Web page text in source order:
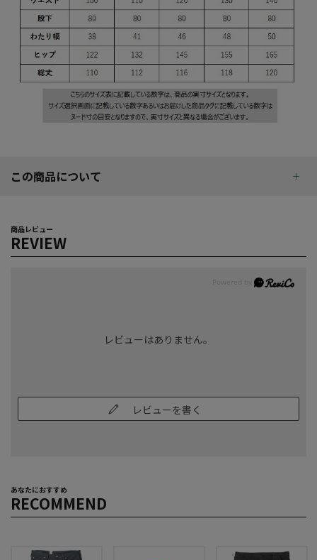
この商品について
商品レビュー
REVIEW
レビューはありません。
レビューを書く
あなたにおすすめ
RECOMMEND